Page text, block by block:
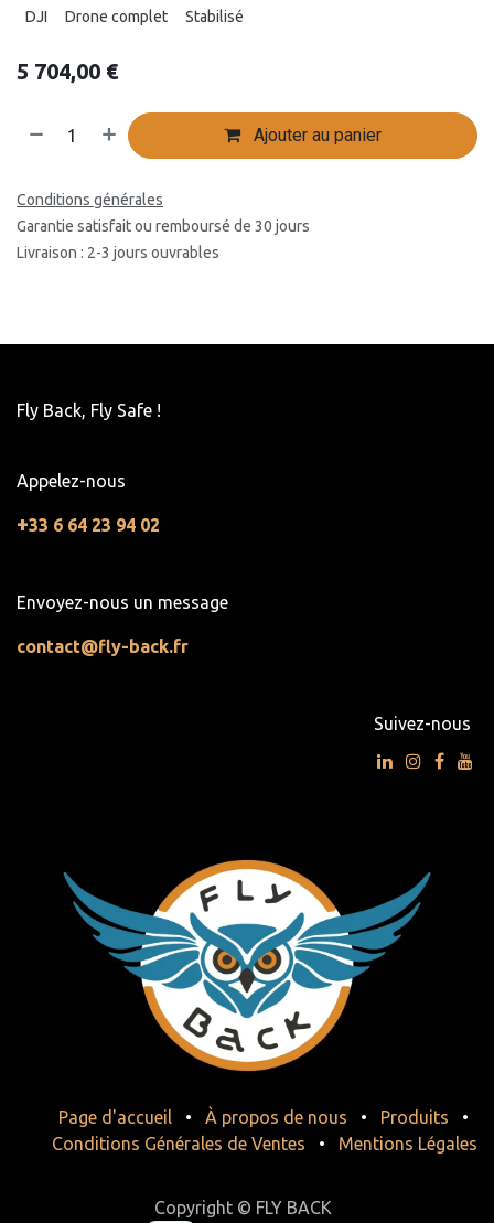
DJI Drone complet Stabilisé
5 704,00 €
Ajouter au panier
Conditions générales
Garantie satisfait ou remboursé de 30 jours
Livraison : 2-3 jours ouvrables
Fly Back, Fly Safe !
Appelez-nous
+33 6 64 23 94 02
Envoyez-nous un message
contact@fly-back.fr
Suivez-nous
Page d'accueil • À propos de nous • Produits
•
Conditions Générales de Ventes
• Mentions Légales
Copyright © FLY BACK